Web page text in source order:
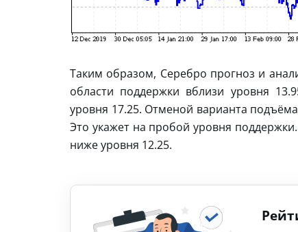
Таким образом, Серебро прогноз и
области поддержки вблизи уровня
уровня 17.25. Отменой варианта
Это укажет на пробой уровня
ниже уровня 12.25.